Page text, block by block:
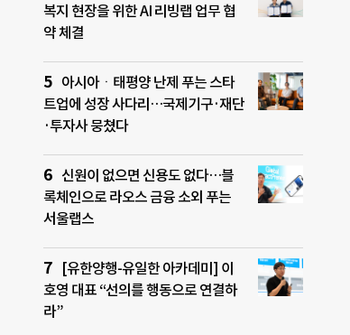
복지 현장을 위한 AI 리빙랩 업무 협
약 체결
아시아ㆍ태평양 난제 푸는 스타
트업에 성장 사다리…국제기구·재단
·투자사 뭉쳤다
신원이 없으면 신용도 없다…블
록체인으로 라오스 금융 소외 푸는
서울랩스
[유한양행-유일한 아카데미] 이
호영 대표 “선의를 행동으로 연결하
라”